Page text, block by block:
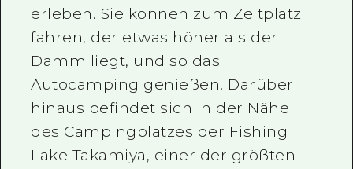
erleben. Sie können zum Zeltplatz
fahren, der etwas höher als der
Damm liegt, und so das
Autocamping genießen. Darüber
hinaus befindet sich in der Nähe
des Campingplatzes der Fishing
Lake Takamiya, einer der größten